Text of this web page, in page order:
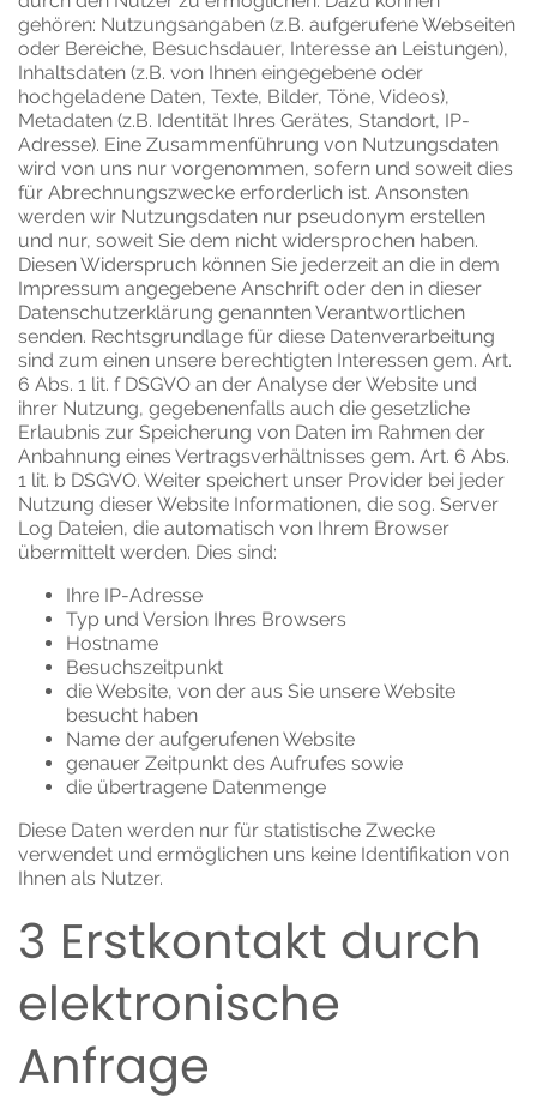
gehören: Nutzungsangaben (z.B. aufgerufene Webseiten
oder Bereiche, Besuchsdauer, Interesse an Leistungen),
Inhaltsdaten (z.B. von Ihnen eingegebene oder
hochgeladene Daten, Texte, Bilder, Töne, Videos),
Metadaten (z.B. Identität Ihres Gerätes, Standort, IP-
Adresse). Eine Zusammenführung von Nutzungsdaten
wird von uns nur vorgenommen, sofern und soweit dies
für Abrechnungszwecke erforderlich ist. Ansonsten
werden wir Nutzungsdaten nur pseudonym erstellen
und nur, soweit Sie dem nicht widersprochen haben.
Diesen Widerspruch können Sie jederzeit an die in dem
Impressum angegebene Anschrift oder den in dieser
Datenschutzerklärung genannten Verantwortlichen
senden. Rechtsgrundlage für diese Datenverarbeitung
sind zum einen unsere berechtigten Interessen gem. Art.
6 Abs. 1 lit. f DSGVO an der Analyse der Website und
ihrer Nutzung, gegebenenfalls auch die gesetzliche
Erlaubnis zur Speicherung von Daten im Rahmen der
Anbahnung eines Vertragsverhältnisses gem. Art. 6 Abs.
1 lit. b DSGVO. Weiter speichert unser Provider bei jeder
Nutzung dieser Website Informationen, die sog. Server
Log Dateien, die automatisch von Ihrem Browser
übermittelt werden. Dies sind:
Ihre IP-Adresse
Typ und Version Ihres Browsers
Hostname
Besuchszeitpunkt
die Website, von der aus Sie unsere Website
besucht haben
Name der aufgerufenen Website
genauer Zeitpunkt des Aufrufes sowie
die übertragene Datenmenge
Diese Daten werden nur für statistische Zwecke
verwendet und ermöglichen uns keine Identifikation von
Ihnen als Nutzer.
3 Erstkontakt durch
elektronische
Anfrage